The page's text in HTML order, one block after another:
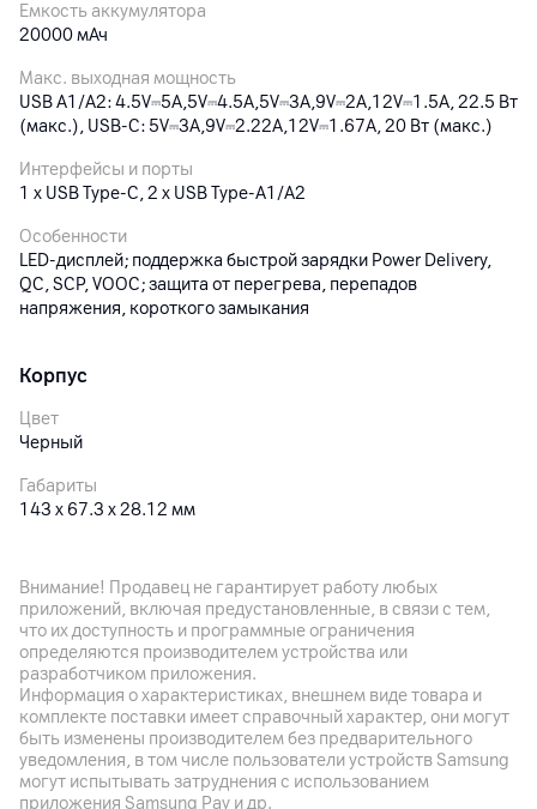
Емкость аккумулятора
20000мАч
Макс. выходная мощность
USB A1/A2: 4.5V⎓5A,5V⎓4.5A,5V⎓3A,9V⎓2A,12V⎓1.5A, 22.5 Вт
(макс.), USB-C: 5V⎓3A,9V⎓2.22A,12V⎓1.67A, 20 Вт (макс.)
Интерфейсы и порты
1 x USB Type-C, 2 x USB Type-A1/A2
Особенности
LED-дисплей; поддержка быстрой зарядки Power Delivery,
QC, SCP, VOOC; защита от перегрева, перепадов
напряжения, короткого замыкания
Корпус
Цвет
Черный
Габариты
143 x 67.3 x 28.12 мм
410 г
Другие характеристики
Гарантия
12мес.
Импортер
ООО "Палома-Сервис", 220020, Минск , пр. Победителей
100-2
Внимание! Продавец не гарантирует работу любых
приложений, включая предустановленные, в связи с тем,
что их доступность и программные ограничения
определяются производителем устройства или
разработчиком приложения.
Информация о характеристиках, внешнем виде товара и
комплекте поставки имеет справочный характер, они могут
быть изменены производителем без предварительного
уведомления, в том числе пользователи устройств Samsung
могут испытывать затруднения с использованием
приложения Samsung Pay и др.